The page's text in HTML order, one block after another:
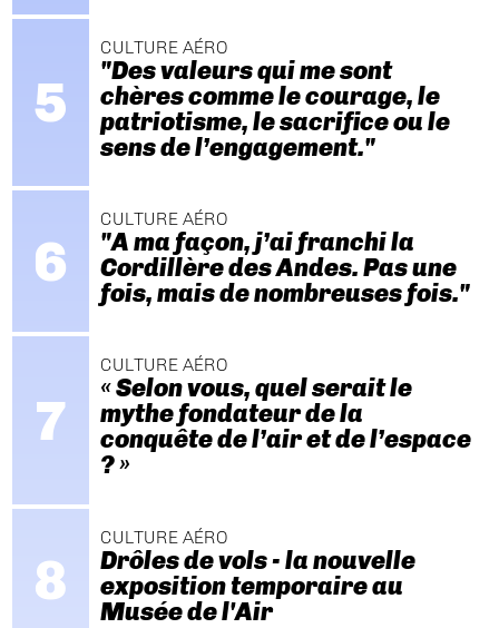
CULTURE AÉRO
"Des valeurs qui me sont
chères comme le courage, le
patriotisme, le sacrifice ou le
sens de l’engagement."
CULTURE AÉRO
"A ma façon, j’ai franchi la
Cordillère des Andes. Pas une
fois, mais de nombreuses fois."
CULTURE AÉRO
« Selon vous, quel serait le
mythe fondateur de la
conquête de l’air et de l’espace
? »
CULTURE AÉRO
Drôles de vols - la nouvelle
exposition temporaire au
Musée de l'Air